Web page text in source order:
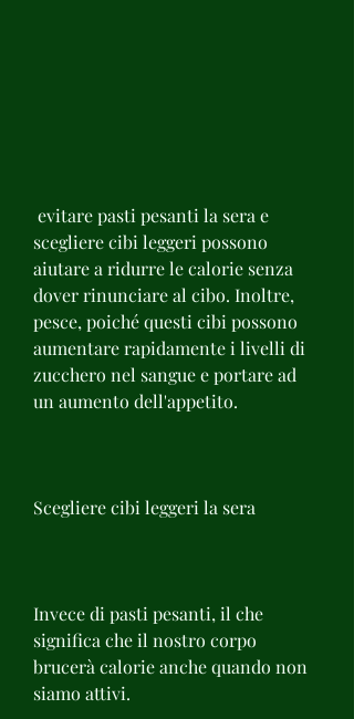
scegliere cibi leggeri possono
aiutare a ridurre le calorie senza
dover rinunciare al cibo. Inoltre,
pesce, poiché questi cibi possono
aumentare rapidamente i livelli di
zucchero nel sangue e portare ad
un aumento dell'appetito.
Scegliere cibi leggeri la sera
Invece di pasti pesanti, il che
significa che il nostro corpo
brucerà calorie anche quando non
siamo attivi.